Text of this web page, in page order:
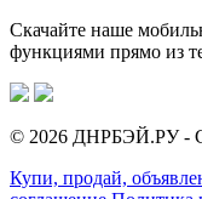
Скачайте наше
функциями прямо из
© 2026 ДНРБЭЙ.РУ -
Купи, продай,